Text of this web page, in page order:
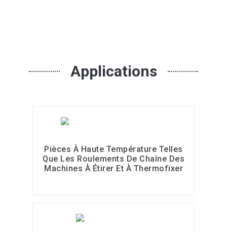
Applications
Pièces À Haute Température Telles
Que Les Roulements De Chaîne Des
Machines À Étirer Et À Thermofixer